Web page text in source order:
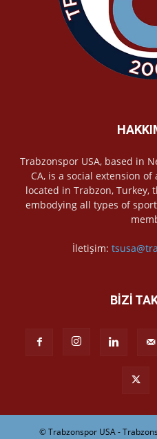
Trabzonspor USA, based in
CA, is a social extension
located in Trabzon, Turkey,
embodying all types of
İletişim:
BİZİ
© Trabzonspor USA -